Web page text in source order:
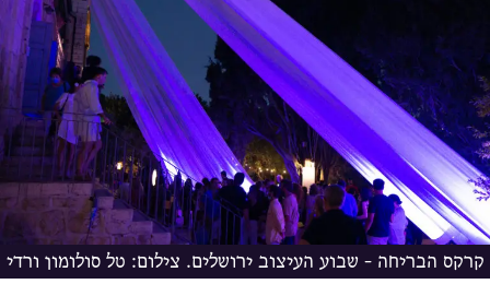
קרקס הבריחה - שבוע העיצוב ירושלים. צילום: טל סולומון ורדי